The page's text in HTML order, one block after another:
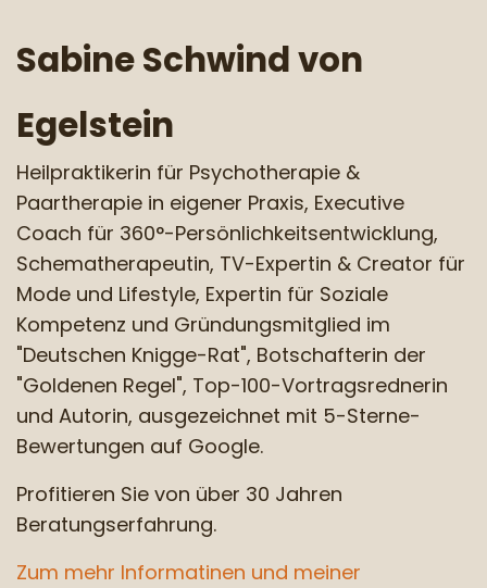
Sabine Schwind von
Egelstein
Heilpraktikerin für Psychotherapie &
Paartherapie in eigener Praxis, Executive
Coach für 360°-Persönlichkeitsentwicklung,
Schematherapeutin, TV-Expertin & Creator für
Mode und Lifestyle, Expertin für Soziale
Kompetenz und Gründungsmitglied im
"Deutschen Knigge-Rat", Botschafterin der
"Goldenen Regel", Top-100-Vortragsrednerin
und Autorin, ausgezeichnet mit 5-Sterne-
Bewertungen auf Google.
Profitieren Sie von über 30 Jahren
Beratungserfahrung.
Zum mehr Informatinen und meiner